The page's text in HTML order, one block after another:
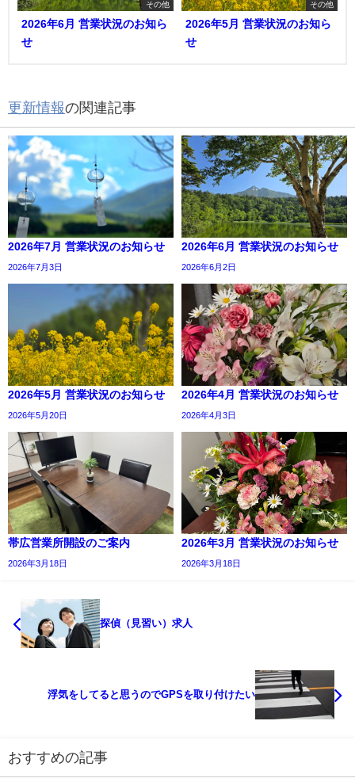
その他
2026年6月 営業状況のお知ら
せ
その他
2026年5月 営業状況のお知ら
せ
更新情報の関連記事
2026年7月 営業状況のお知らせ
2026年7月3日
2026年6月 営業状況のお知らせ
2026年6月2日
2026年5月 営業状況のお知らせ
2026年5月20日
2026年4月 営業状況のお知らせ
2026年4月3日
帯広営業所開設のご案内
2026年3月18日
2026年3月 営業状況のお知らせ
2026年3月18日
探偵（見習い）求人
浮気をしてると思うのでGPSを取り付けたい
おすすめの記事